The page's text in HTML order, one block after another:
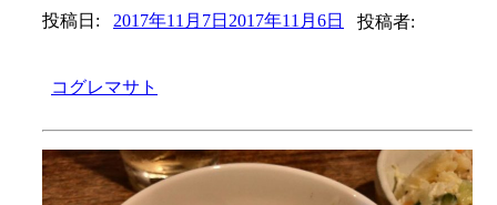
投稿日: 2017年11月7日 2017年11月6日 投稿者:
コグレマサト